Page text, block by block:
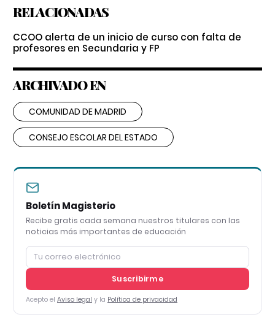
RELACIONADAS
CCOO alerta de un inicio de curso con falta de
profesores en Secundaria y FP
ARCHIVADO EN
COMUNIDAD DE MADRID
CONSEJO ESCOLAR DEL ESTADO
Boletín Magisterio
Recibe gratis cada semana nuestros titulares con las
noticias más importantes de educación
Suscribirme
Acepto el Aviso legal y la Política de privacidad